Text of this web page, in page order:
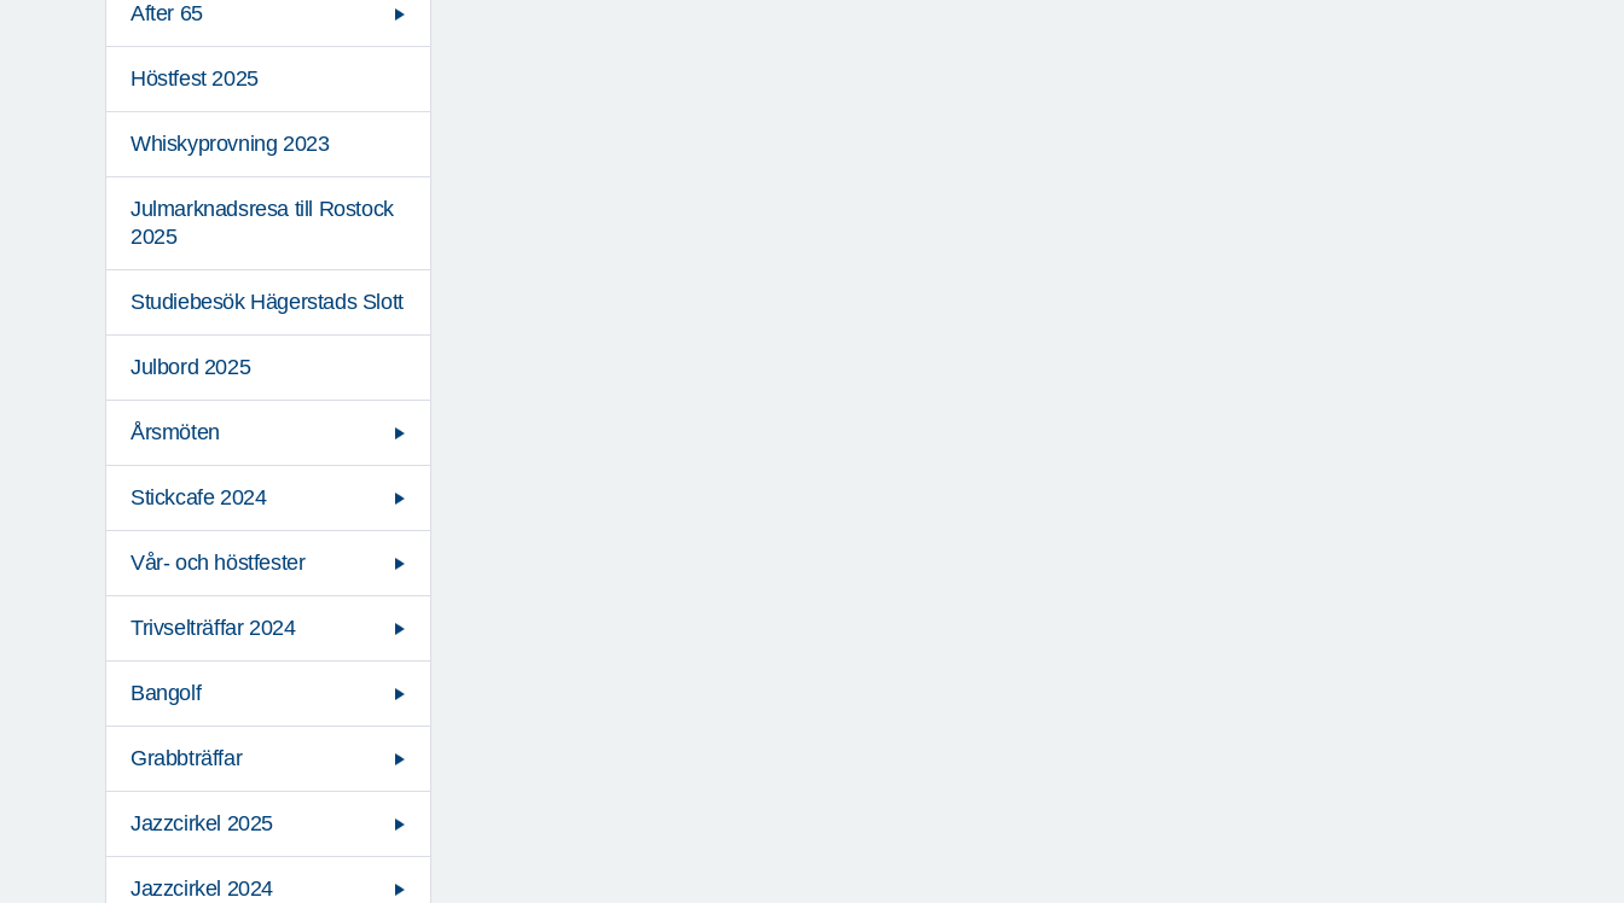
After 65
Höstfest 2025
Whiskyprovning 2023
Julmarknadsresa till Rostock
2025
Studiebesök Hägerstads Slott
Julbord 2025
Årsmöten
Stickcafe 2024
Vår- och höstfester
Trivselträffar 2024
Bangolf
Grabbträffar
Jazzcirkel 2025
Jazzcirkel 2024